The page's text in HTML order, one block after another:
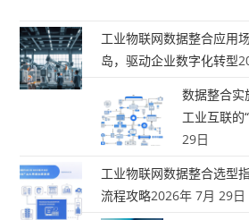
工业物联网数据整合应用
岛，驱动企业数字化转型
数据整合实
工业互联的
29日
工业物联网数据整合选型
流程攻略2026年 7月 29日